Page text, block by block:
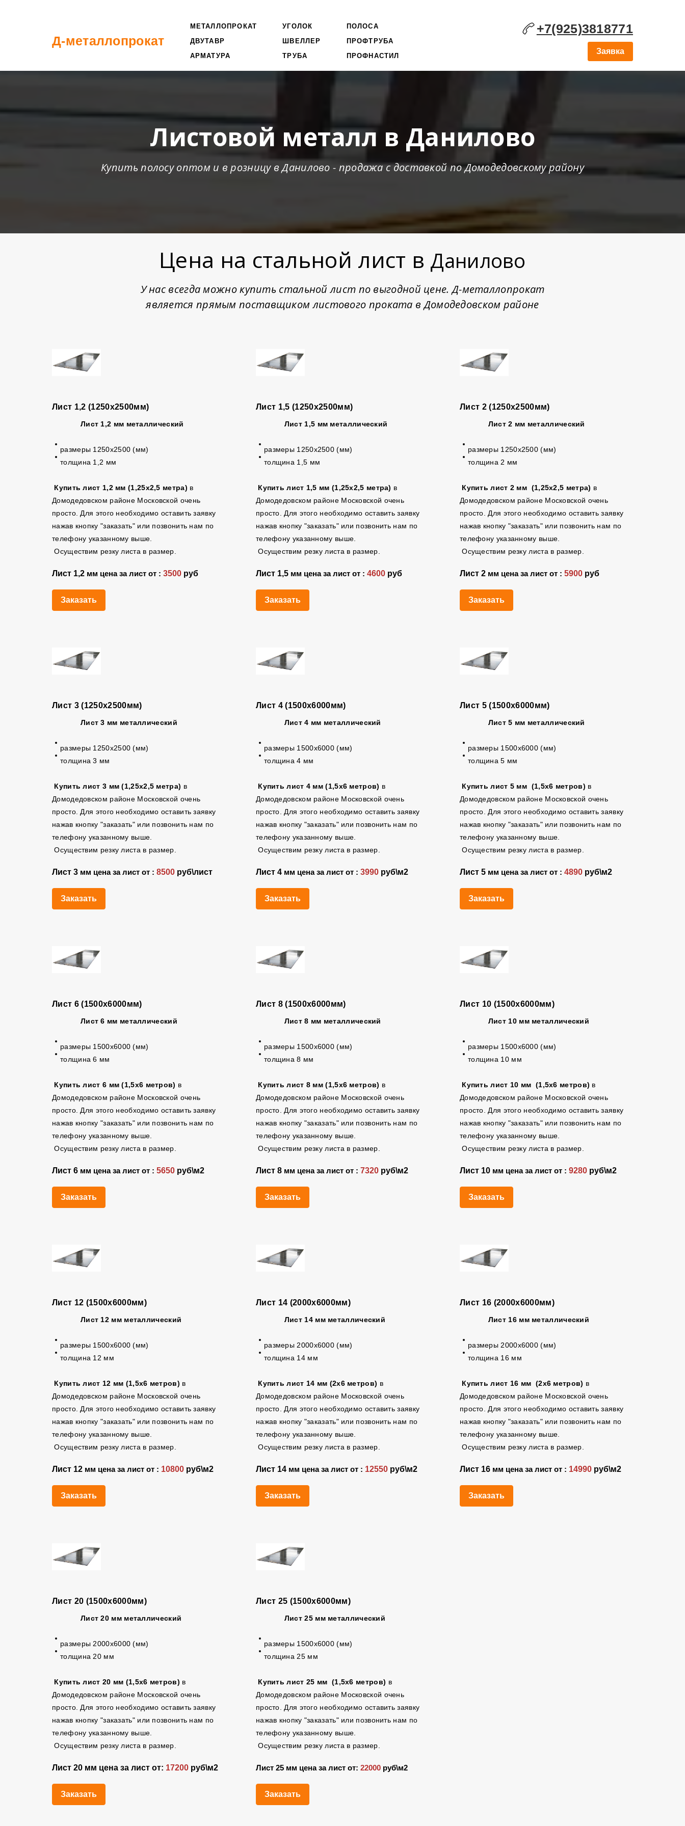
Д-металлопрокат
МЕТАЛЛОПРОКАТ
ДВУТАВР
АРМАТУРА
УГОЛОК
ШВЕЛЛЕР
ТРУБА
ПОЛОСА
ПРОФТРУБА
ПРОФНАСТИЛ
+7(925)3818771
Заявка
Листовой металл в Данилово
Купить полосу оптом и в розницу в Данилово - продажа с доставкой по Домодедовскому району
Цена на стальной лист в Данилово
У нас всегда можно купить стальной лист по выгодной цене. Д-металлопрокат
является прямым поставщиком листового проката в Домодедовском районе
Лист 1,2 (1250х2500мм)
Лист 1,2 мм металлический
размеры 1250х2500 (мм)
толщина 1,2 мм
Купить лист 1,2 мм (1,25х2,5 метра) в
Домодедовском районе Московской очень
просто. Для этого необходимо оставить заявку
нажав кнопку "заказать" или позвонить нам по
телефону указанному выше.
Осуществим резку листа в размер.
Лист 1,2 мм цена за лист от : 3500 руб
Заказать
Лист 1,5 (1250х2500мм)
Лист 1,5 мм металлический
размеры 1250х2500 (мм)
толщина 1,5 мм
Купить лист 1,5 мм (1,25х2,5 метра) в
Домодедовском районе Московской очень
просто. Для этого необходимо оставить заявку
нажав кнопку "заказать" или позвонить нам по
телефону указанному выше.
Осуществим резку листа в размер.
Лист 1,5 мм цена за лист от : 4600руб
Заказать
Лист 2 (1250х2500мм)
Лист 2 мм металлический
размеры 1250х2500 (мм)
толщина 2 мм
Купить лист 2 мм (1,25х2,5 метра) в
Домодедовском районе Московской очень
просто. Для этого необходимо оставить заявку
нажав кнопку "заказать" или позвонить нам по
телефону указанному выше.
Осуществим резку листа в размер.
Лист 2 мм цена за лист от : 5900руб
Заказать
Лист 3 (1250х2500мм)
Лист 3 мм металлический
размеры 1250х2500 (мм)
толщина 3 мм
Купить лист 3 мм (1,25х2,5 метра) в
Домодедовском районе Московской очень
просто. Для этого необходимо оставить заявку
нажав кнопку "заказать" или позвонить нам по
телефону указанному выше.
Осуществим резку листа в размер.
Лист 3 мм цена за лист от : 8500 руб\лист
Заказать
Лист 4 (1500х6000мм)
Лист 4 мм металлический
размеры 1500х6000 (мм)
толщина 4 мм
Купить лист 4 мм (1,5х6 метров) в
Домодедовском районе Московской очень
просто. Для этого необходимо оставить заявку
нажав кнопку "заказать" или позвонить нам по
телефону указанному выше.
Осуществим резку листа в размер.
Лист 4 мм цена за лист от : 3990руб\м2
Заказать
Лист 5 (1500х6000мм)
Лист 5 мм металлический
размеры 1500х6000 (мм)
толщина 5 мм
Купить лист 5 мм (1,5х6 метров) в
Домодедовском районе Московской очень
просто. Для этого необходимо оставить заявку
нажав кнопку "заказать" или позвонить нам по
телефону указанному выше.
Осуществим резку листа в размер.
Лист 5 мм цена за лист от : 4890руб\м2
Заказать
Лист 6 (1500х6000мм)
Лист 6 мм металлический
размеры 1500х6000 (мм)
толщина 6 мм
Купить лист 6 мм (1,5х6 метров) в
Домодедовском районе Московской очень
просто. Для этого необходимо оставить заявку
нажав кнопку "заказать" или позвонить нам по
телефону указанному выше.
Осуществим резку листа в размер.
Лист 6 мм цена за лист от : 5650 руб\м2
Заказать
Лист 8 (1500х6000мм)
Лист 8 мм металлический
размеры 1500х6000 (мм)
толщина 8 мм
Купить лист 8 мм (1,5х6 метров) в
Домодедовском районе Московской очень
просто. Для этого необходимо оставить заявку
нажав кнопку "заказать" или позвонить нам по
телефону указанному выше.
Осуществим резку листа в размер.
Лист 8 мм цена за лист от : 7320руб\м2
Заказать
Лист 10 (1500х6000мм)
Лист 10 мм металлический
размеры 1500х6000 (мм)
толщина 10 мм
Купить лист 10 мм (1,5х6 метров) в
Домодедовском районе Московской очень
просто. Для этого необходимо оставить заявку
нажав кнопку "заказать" или позвонить нам по
телефону указанному выше.
Осуществим резку листа в размер.
Лист 10 мм цена за лист от : 9280руб\м2
Заказать
Лист 12 (1500х6000мм)
Лист 12 ммметаллический
размеры 1500х6000 (мм)
толщина 12 мм
Купить лист 12 мм (1,5х6 метров) в
Домодедовском районе Московской очень
просто. Для этого необходимо оставить заявку
нажав кнопку "заказать" или позвонить нам по
телефону указанному выше.
Осуществим резку листа в размер.
Лист 12 мм цена за лист от : 10800 руб\м2
Заказать
Лист 14 (2000х6000мм)
Лист 14 мм металлический
размеры 2000х6000 (мм)
толщина 14 мм
Купить лист 14 мм (2х6 метров) в
Домодедовском районе Московской очень
просто. Для этого необходимо оставить заявку
нажав кнопку "заказать" или позвонить нам по
телефону указанному выше.
Осуществим резку листа в размер.
Лист 14 мм цена за лист от : 12550руб\м2
Заказать
Лист 16 (2000х6000мм)
Лист 16 мм металлический
размеры 2000х6000 (мм)
толщина 16 мм
Купить лист 16 мм (2х6 метров) в
Домодедовском районе Московской очень
просто. Для этого необходимо оставить заявку
нажав кнопку "заказать" или позвонить нам по
телефону указанному выше.
Осуществим резку листа в размер.
Лист 16 мм цена за лист от : 14990руб\м2
Заказать
Лист 20 (1500х6000мм)
Лист 20 мм металлический
размеры 2000х6000 (мм)
толщина 20 мм
Купить лист 20 мм (1,5х6 метров) в
Домодедовском районе Московской очень
просто. Для этого необходимо оставить заявку
нажав кнопку "заказать" или позвонить нам по
телефону указанному выше.
Осуществим резку листа в размер.
Лист 20 мм цена за лист от: 17200 руб\м2
Заказать
Лист 25 (1500х6000мм)
Лист 25 мм металлический
размеры 1500х6000 (мм)
толщина 25 мм
Купить лист 25 мм (1,5х6 метров) в
Домодедовском районе Московской очень
просто. Для этого необходимо оставить заявку
нажав кнопку "заказать" или позвонить нам по
телефону указанному выше.
Осуществим резку листа в размер.
Лист 25 мм цена за лист от: 22000руб\м2
Заказать